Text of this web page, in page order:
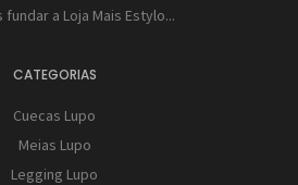
fundar a Loja Mais Estylo...
CATEGORIAS
Cuecas Lupo
Meias Lupo
Legging Lupo